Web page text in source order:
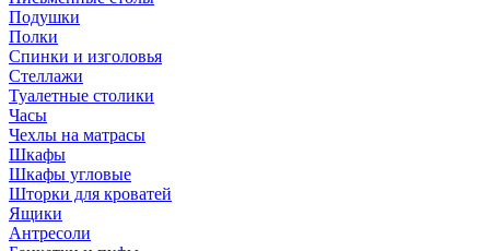
Подушки
Полки
Спинки и изголовья
Стеллажи
Туалетные столики
Часы
Чехлы на матрасы
Шкафы
Шкафы угловые
Шторки для кроватей
Ящики
Антресоли